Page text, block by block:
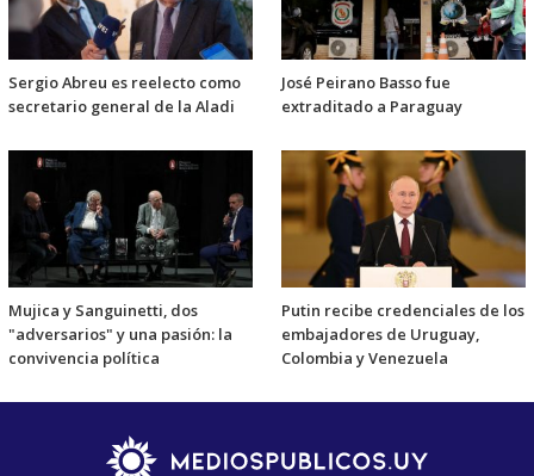
Sergio Abreu es reelecto como
secretario general de la Aladi
José Peirano Basso fue
extraditado a Paraguay
Mujica y Sanguinetti, dos
"adversarios" y una pasión: la
convivencia política
Putin recibe credenciales de los
embajadores de Uruguay,
Colombia y Venezuela